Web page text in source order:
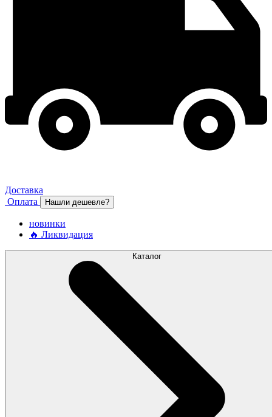
Доставка
Оплата
Нашли дешевле?
новинки
🔥 Ликвидация
Каталог